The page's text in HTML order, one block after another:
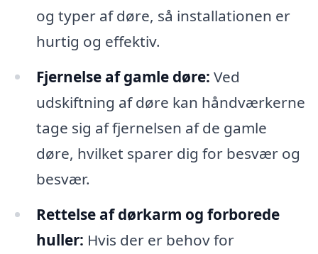
og typer af døre, så installationen er
hurtig og effektiv.
Fjernelse af gamle døre: Ved
udskiftning af døre kan håndværkerne
tage sig af fjernelsen af de gamle
døre, hvilket sparer dig for besvær og
besvær.
Rettelse af dørkarm og forborede
huller: Hvis der er behov for